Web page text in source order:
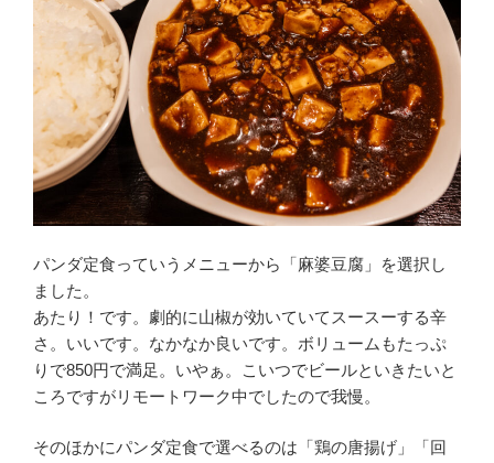
パンダ定食っていうメニューから「麻婆豆腐」を選択し
ました。
あたり！です。劇的に山椒が効いていてスースーする辛
さ。いいです。なかなか良いです。ボリュームもたっぷ
りで850円で満足。いやぁ。こいつでビールといきたいと
ころですがリモートワーク中でしたので我慢。
そのほかにパンダ定食で選べるのは「鶏の唐揚げ」「回